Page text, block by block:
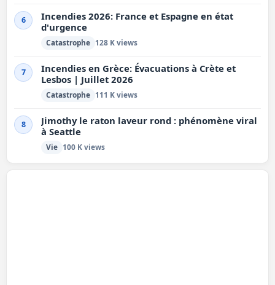
6
Incendies 2026: France et Espagne en état
d'urgence
Catastrophe 128 K views
7
Incendies en Grèce: Évacuations à Crète et
Lesbos | Juillet 2026
Catastrophe 111 K views
8
Jimothy le raton laveur rond : phénomène viral
à Seattle
Vie 100 K views